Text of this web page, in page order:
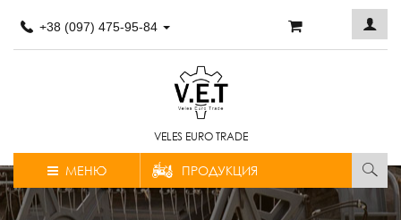
+38 (097) 475-95-84
VELES EURO TRADE
МЕНЮ ПРОДУКЦИЯ